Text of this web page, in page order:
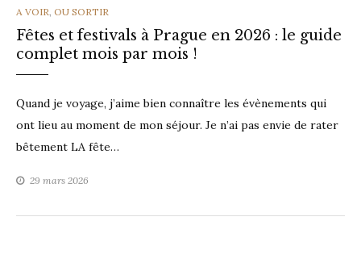
CATEGORIES
A VOIR, OU SORTIR
Fêtes et festivals à Prague en 2026 : le guide
complet mois par mois !
Quand je voyage, j’aime bien connaître les évènements qui
ont lieu au moment de mon séjour. Je n’ai pas envie de rater
bêtement LA fête…
29 mars 2026